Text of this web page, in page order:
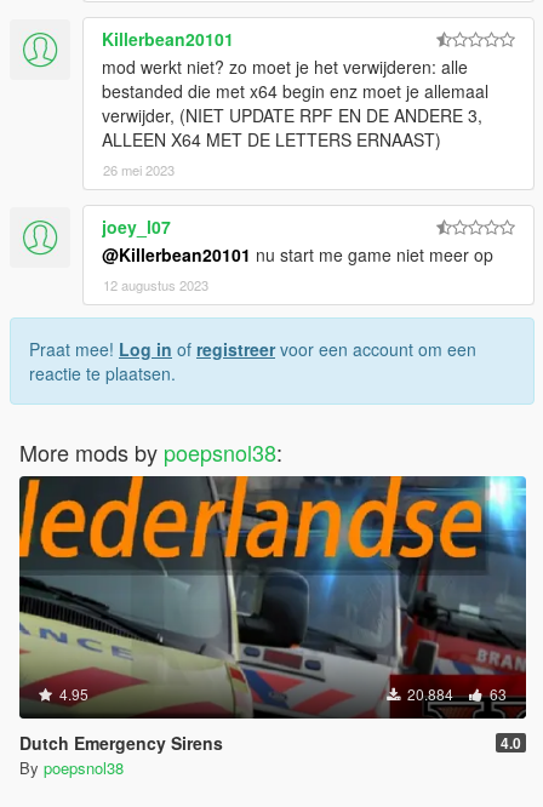
Killerbean20101
mod werkt niet? zo moet je het verwijderen: alle
bestanded die met x64 begin enz moet je allemaal
verwijder, (NIET UPDATE RPF EN DE ANDERE 3,
ALLEEN X64 MET DE LETTERS ERNAAST)
26 mei 2023
joey_l07
@Killerbean20101 nu start me game niet meer op
12 augustus 2023
Praat mee! Log in of registreervoor een account om een
reactie te plaatsen.
More mods by poepsnol38:
4.95 20.884 63
Dutch Emergency Sirens 4.0
By poepsnol38